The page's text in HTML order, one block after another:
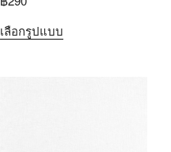
เลือกรูปแบบ